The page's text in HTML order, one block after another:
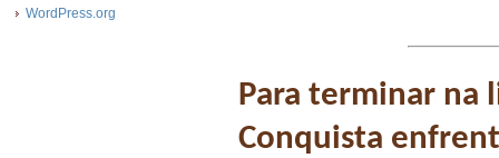
WordPress.org
Para terminar na
Conquista